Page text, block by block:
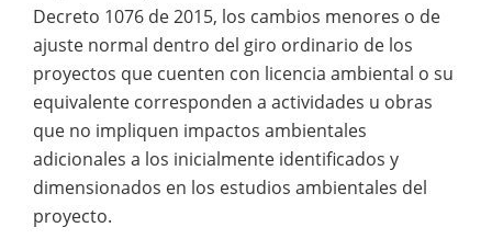
Decreto 1076 de 2015, los cambios menores o de
ajuste normal dentro del giro ordinario de los
proyectos que cuenten con licencia ambiental o su
equivalente corresponden a actividades u obras
que no impliquen impactos ambientales
adicionales a los inicialmente identificados y
dimensionados en los estudios ambientales del
proyecto.